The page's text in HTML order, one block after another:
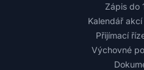
Zápis do
Kalendář
Přijímací
Výchovné